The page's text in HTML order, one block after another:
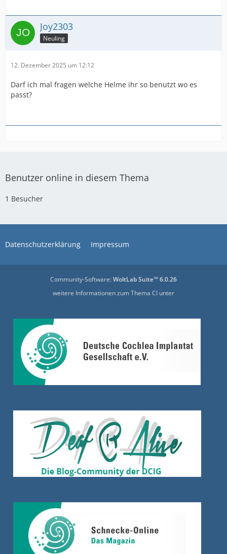
Joy2303
Neuling
12. Dezember 2025 um 12:12
Darf ich mal fragen welche Helme ihr so benutzt wo es
passt?
Benutzer online in diesem Thema
1 Besucher
Datenschutzerklärung Impressum
Community-Software:WoltLab Suite™ 6.0.26
weitere Informationen zum Thema CI unter